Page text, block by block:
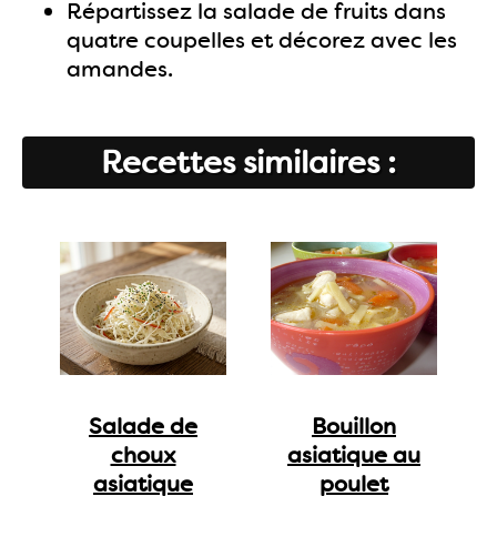
Répartissez la salade de fruits dans
quatre coupelles et décorez avec les
amandes.
Recettes similaires :
Salade de
choux
asiatique
Bouillon
asiatique au
poulet